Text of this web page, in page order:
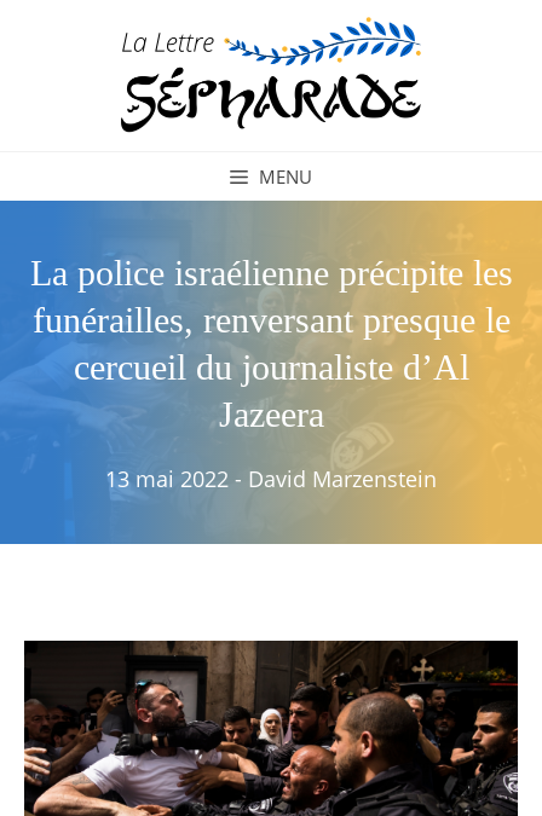
MENU
La police israélienne précipite les
funérailles, renversant presque le
cercueil du journaliste d’Al
Jazeera
13 mai 2022 - David Marzenstein